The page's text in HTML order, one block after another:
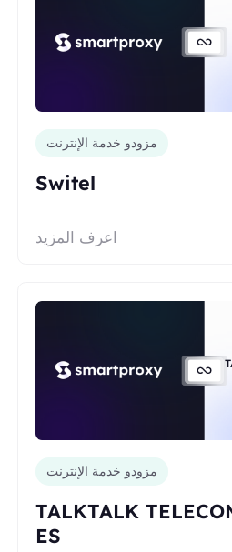
مزودو خدمة الإنترنت
Switel
اعرف المزيد
مزودو خدمة الإنترنت
TALKTALK
ES